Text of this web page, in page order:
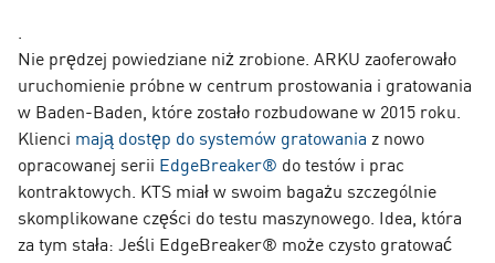
Nie prędzej powiedziane niż zrobione. ARKU zaoferowało
uruchomienie próbne w centrum prostowania i gratowania
w Baden-Baden, które zostało rozbudowane w 2015 roku.
Klienci mają dostęp do systemów gratowania z nowo
opracowanej serii EdgeBreaker® do testów i prac
kontraktowych. KTS miał w swoim bagażu szczególnie
skomplikowane części do testu maszynowego. Idea, która
za tym stała: Jeśli EdgeBreaker® może czysto gratować